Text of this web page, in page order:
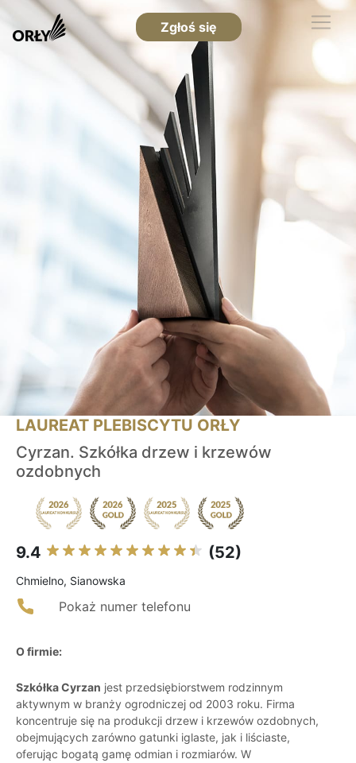
Zgłoś się
LAUREAT PLEBISCYTU ORŁY
Cyrzan. Szkółka drzew i krzewów
ozdobnych
9.4 (52)
Chmielno, Sianowska
Pokaż numer telefonu
O firmie:
Szkółka Cyrzan jest przedsiębiorstwem rodzinnym
aktywnym w branży ogrodniczej od 2003 roku. Firma
koncentruje się na produkcji drzew i krzewów ozdobnych,
obejmujących zarówno gatunki iglaste, jak i liściaste,
oferując bogatą gamę odmian i rozmiarów. W